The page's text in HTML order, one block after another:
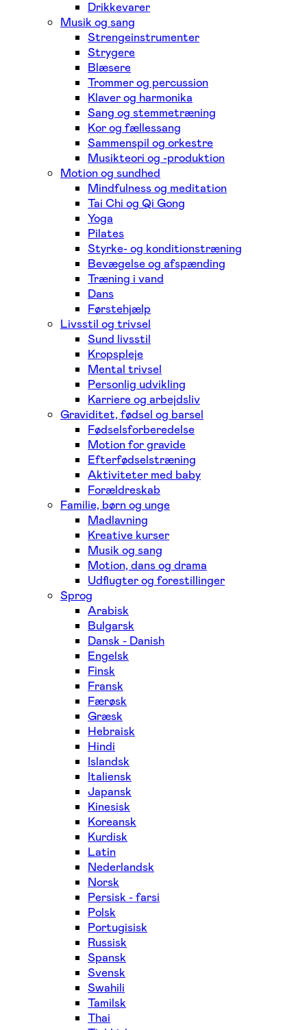
Drikkevarer
Musik og sang
Strengeinstrumenter
Strygere
Blæsere
Trommer og percussion
Klaver og harmonika
Sang og stemmetræning
Kor og fællessang
Sammenspil og orkestre
Musikteori og -produktion
Motion og sundhed
Mindfulness og meditation
Tai Chi og Qi Gong
Yoga
Pilates
Styrke- og konditionstræning
Bevægelse og afspænding
Træning i vand
Dans
Førstehjælp
Livsstil og trivsel
Sund livsstil
Kropspleje
Mental trivsel
Personlig udvikling
Karriere og arbejdsliv
Graviditet, fødsel og barsel
Fødselsforberedelse
Motion for gravide
Efterfødselstræning
Aktiviteter med baby
Forældreskab
Familie, børn og unge
Madlavning
Kreative kurser
Musik og sang
Motion, dans og drama
Udflugter og forestillinger
Sprog
Arabisk
Bulgarsk
Dansk - Danish
Engelsk
Finsk
Fransk
Færøsk
Græsk
Hebraisk
Hindi
Islandsk
Italiensk
Japansk
Kinesisk
Koreansk
Kurdisk
Latin
Nederlandsk
Norsk
Persisk - farsi
Polsk
Portugisisk
Russisk
Spansk
Svensk
Swahili
Tamilsk
Thai